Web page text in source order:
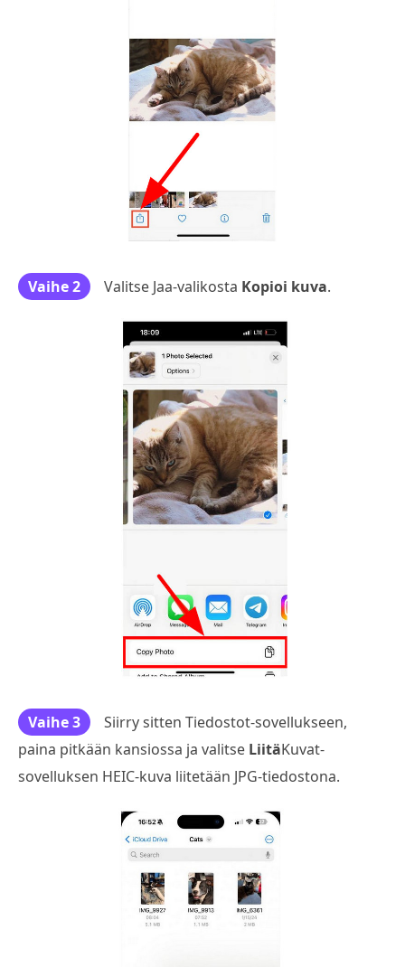
Vaihe 2 Valitse Jaa-valikosta Kopioi kuva.
Vaihe 3
Siirry sitten Tiedostot-sovellukseen,
paina pitkään kansiossa ja valitse LiitäKuvat-
sovelluksen HEIC-kuva liitetään JPG-tiedostona.